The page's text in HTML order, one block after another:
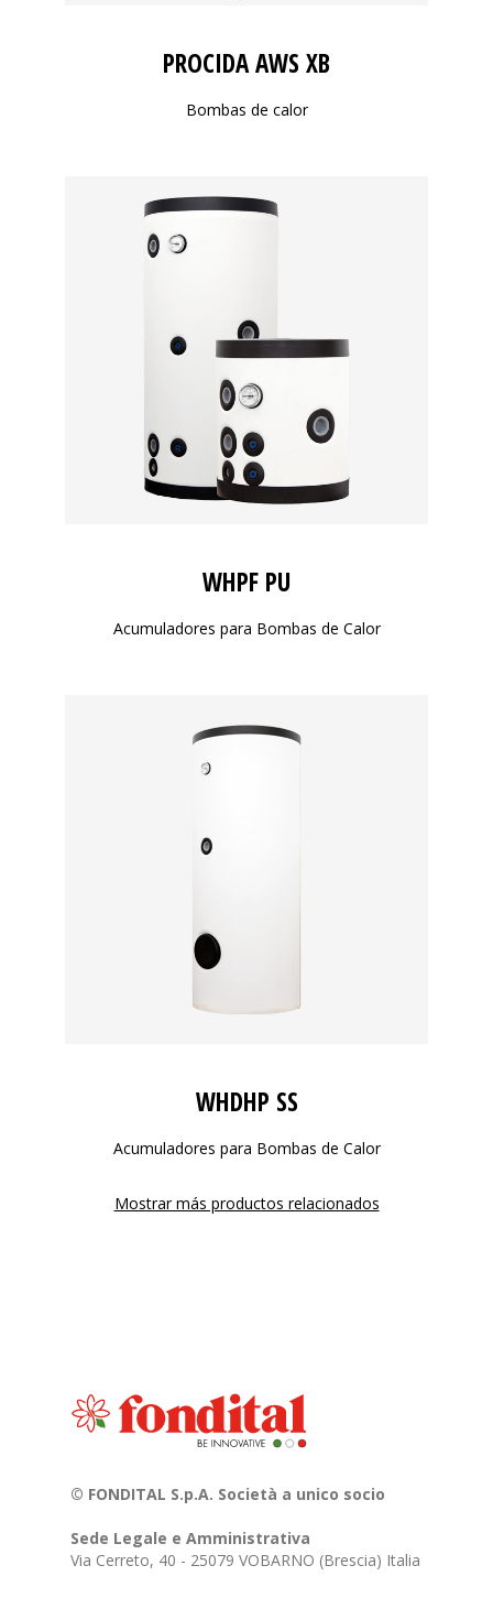
PROCIDA AWS XB
Bombas de calor
WHPF PU
Acumuladores para Bombas de Calor
WHDHP SS
Acumuladores para Bombas de Calor
Mostrar más productos relacionados
© FONDITAL S.p.A. Società a unico socio
Sede Legale e Amministrativa
Via Cerreto, 40 - 25079 VOBARNO (Brescia) Italia